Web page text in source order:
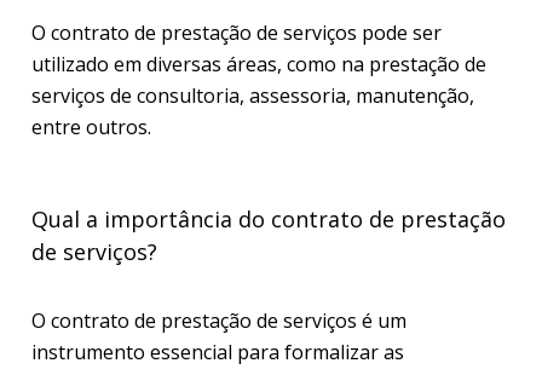
O contrato de prestação de serviços pode ser
utilizado em diversas áreas, como na prestação de
serviços de consultoria, assessoria, manutenção,
entre outros.
Qual a importância do contrato de prestação
de serviços?
O contrato de prestação de serviços é um
instrumento essencial para formalizar as